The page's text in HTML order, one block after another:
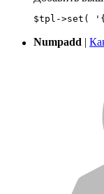
Numpadd